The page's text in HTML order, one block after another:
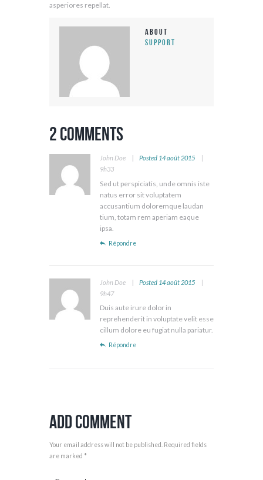
asperiores repellat.
About
support
2 Comments
John Doe Posted 14 août 2015
9h33
Sed ut perspiciatis, unde omnis iste
natus error sit voluptatem
accusantium doloremque laudan
tium, totam rem aperiam eaque
ipsa.
Répondre
John Doe Posted 14 août 2015
9h47
Duis aute irure dolor in
reprehenderit in voluptate velit esse
cillum dolore eu fugiat nulla pariatur.
Répondre
Add Comment
Your email address will not be published. Required fields
are marked *